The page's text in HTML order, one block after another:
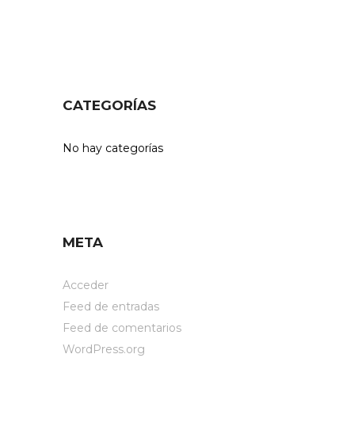
CATEGORÍAS
No hay categorías
META
Acceder
Feed de entradas
Feed de comentarios
WordPress.org